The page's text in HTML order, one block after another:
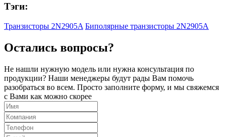
Тэги:
Транзисторы 2N2905A Биполярные транзисторы 2N2905A
Остались вопросы?
Не нашли нужную модель или нужна консультация по
продукции? Наши менеджеры будут рады Вам помочь
разобраться во всем. Просто заполните форму, и мы свяжемся
с Вами как можно скорее